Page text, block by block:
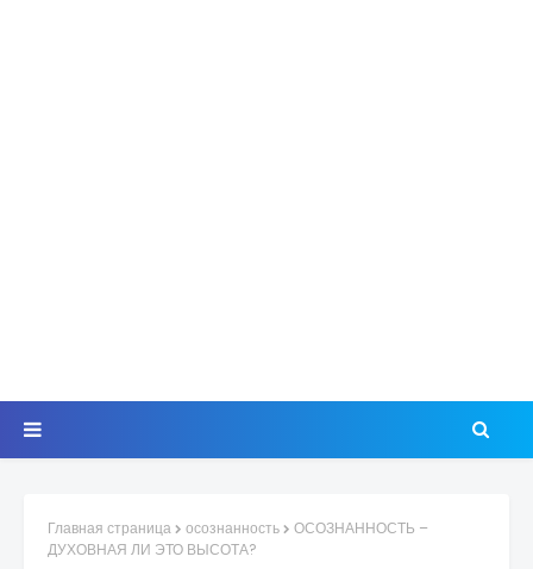
Главная страница осознанность
ОСОЗНАННОСТЬ –
ДУХОВНАЯ ЛИ ЭТО ВЫСОТА?